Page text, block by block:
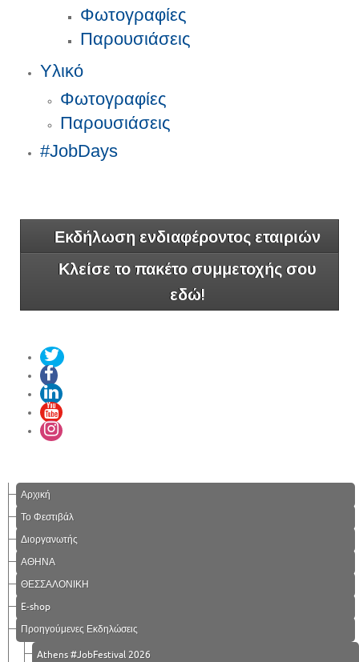
Φωτογραφίες
Παρουσιάσεις
Υλικό
Φωτογραφίες
Παρουσιάσεις
#JobDays
Εκδήλωση ενδιαφέροντος εταιριών
Κλείσε το πακέτο συμμετοχής σου
εδώ!
Αρχική
Το Φεστιβάλ
Διοργανωτής
ΑΘΗΝΑ
ΘΕΣΣΑΛΟΝΙΚΗ
E-shop
Προηγούμενες Εκδηλώσεις
Athens #JobFestival 2026